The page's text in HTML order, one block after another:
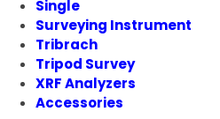
Single
Surveying Instrument
Tribrach
Tripod Survey
XRF Analyzers
Accessories